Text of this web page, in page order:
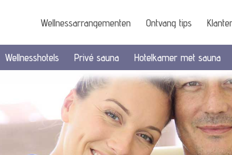
Wellnessarrangementen Ontvang tips
Wellnesshotels Privé sauna Hotelkamer met sauna